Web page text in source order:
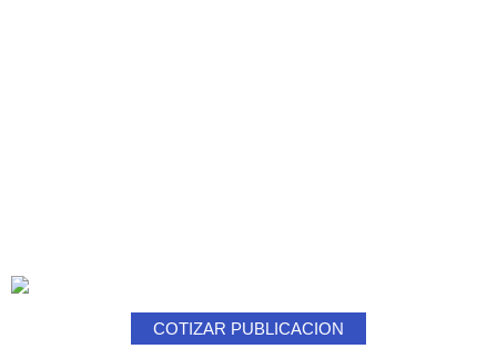
COTIZAR PUBLICACION